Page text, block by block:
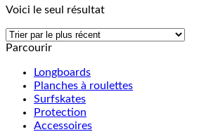
Voici le seul résultat
Parcourir
Longboards
Planches à roulettes
Surfskates
Protection
Accessoires